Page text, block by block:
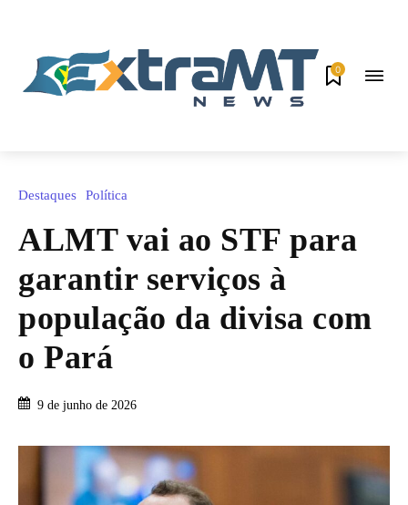
0
Destaques Política
ALMT vai ao STF para
garantir serviços à
população da divisa com
o Pará
9 de junho de 2026